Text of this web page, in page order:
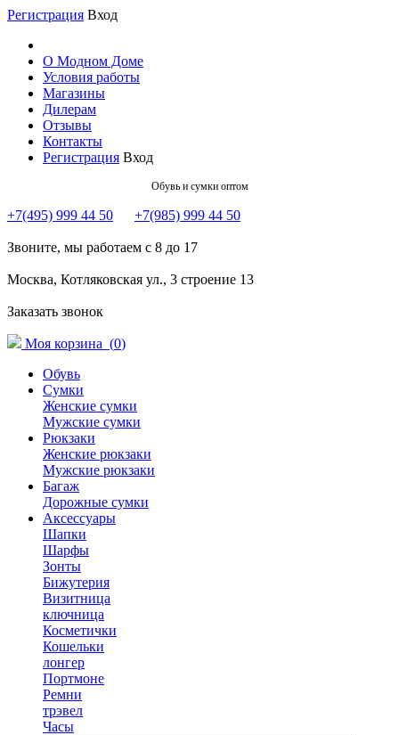
Регистрация Вход
О Модном Доме
Условия работы
Магазины
Дилерам
Отзывы
Контакты
Регистрация Вход
Обувь и сумки оптом
+7(495) 999 44 50 +7(985) 999 44 50
Звоните, мы работаем с 8 до 17
Москва, Котляковская ул., 3 строение 13
Заказать звонок
Моя корзина (0)
Обувь
Сумки
Женские сумки
Мужские сумки
Рюкзаки
Женские рюкзаки
Мужские рюкзаки
Багаж
Дорожные сумки
Аксессуары
Шапки
Шарфы
Зонты
Бижутерия
Визитница
ключница
Косметички
Кошельки
лонгер
Портмоне
Ремни
трэвел
Часы